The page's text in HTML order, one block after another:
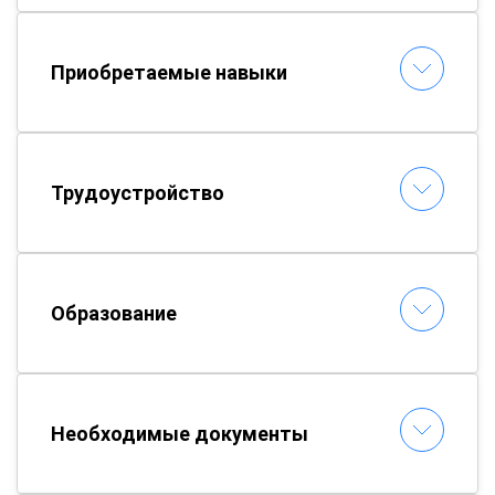
Приобретаемые навыки
Трудоустройство
Образование
Необходимые документы